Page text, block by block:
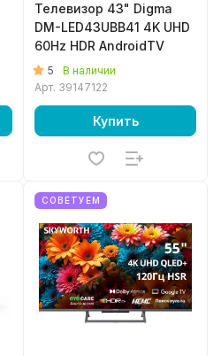
Телевизор 43" Digma
DM-LED43UBB41 4K UHD
60Hz HDR AndroidTV
5
В наличии
Арт. 39147122
Купить
СОВЕТУЕМ